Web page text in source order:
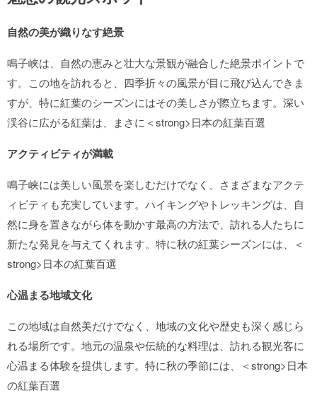
自然の美が織りなす絶景
鳴子峡は、自然の恵みと壮大な景観が融合した絶景ポイントで
す。この地を訪れると、四季折々の風景が目に飛び込んできま
すが、特に紅葉のシーズンにはその美しさが際立ちます。深い
渓谷に広がる紅葉は、まさに＜strong>日本の紅葉百選
アクティビティが満載
鳴子峡には美しい風景を楽しむだけでなく、さまざまなアクテ
ィビティも充実しています。ハイキングやトレッキングは、自
然に身を置きながら体を動かす最高の方法で、訪れる人たちに
新たな発見を与えてくれます。特に秋の紅葉シーズンには、＜
strong>日本の紅葉百選
心温まる地域文化
この地域は自然美だけでなく、地域の文化や歴史も深く感じら
れる場所です。地元の温泉や伝統的な料理は、訪れる観光客に
心温まる体験を提供します。特に秋の季節には、＜strong>日本
の紅葉百選